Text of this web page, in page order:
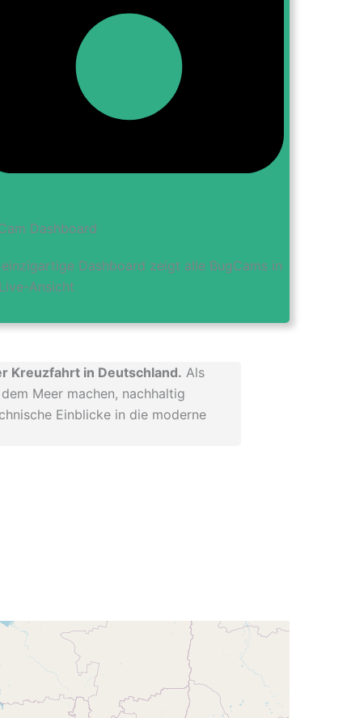
Dashboard
einzigartige Dashboard zeigt alle BugCams in
Ansicht
Kreuzfahrt in Deutschland. Als
Meer machen, nachhaltig
Einblicke in die moderne